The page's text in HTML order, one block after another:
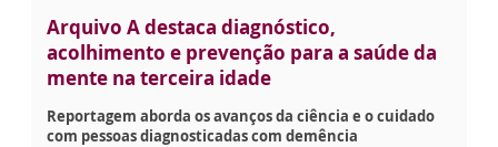
Arquivo A destaca diagnóstico,
acolhimento e prevenção para a saúde da
mente na terceira idade
Reportagem aborda os avanços da ciência e o cuidado
com pessoas diagnosticadas com demência